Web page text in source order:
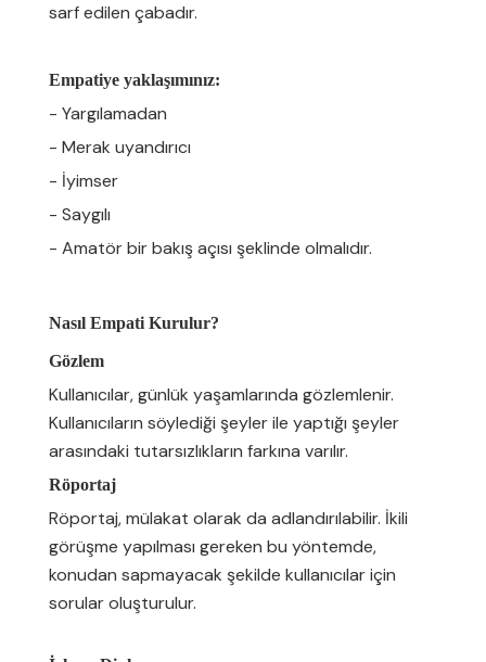
sarf edilen çabadır.
Empatiye yaklaşımınız:
- Yargılamadan
- Merak uyandırıcı
- İyimser
- Saygılı
- Amatör bir bakış açısı şeklinde olmalıdır.
Nasıl Empati Kurulur?
Gözlem
Kullanıcılar, günlük yaşamlarında gözlemlenir.
Kullanıcıların söylediği şeyler ile yaptığı şeyler
arasındaki tutarsızlıkların farkına varılır.
Röportaj
Röportaj, mülakat olarak da adlandırılabilir. İkili
görüşme yapılması gereken bu yöntemde,
konudan sapmayacak şekilde kullanıcılar için
sorular oluşturulur.